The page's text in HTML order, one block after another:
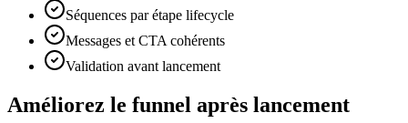
Séquences par étape lifecycle
Messages et CTA cohérents
Validation avant lancement
Améliorez le funnel après lancement